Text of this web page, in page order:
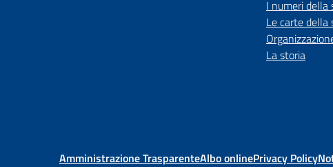
I numeri della
Le carte della
La storia
Amministrazione TrasparenteAlbo onlinePrivacy Policy